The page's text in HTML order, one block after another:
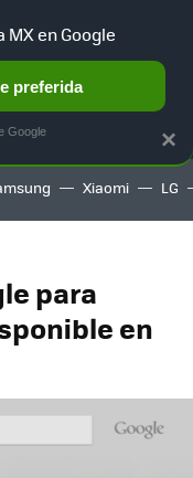
TERRITORIO
Xiaomi LG
para
en
×
MX en Google
preferida
Google